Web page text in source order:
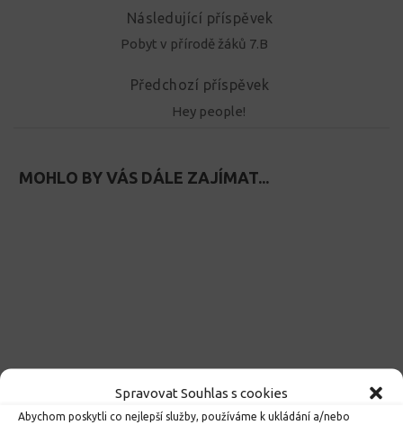
Spravovat Souhlas s cookies
Abychom poskytli co nejlepší služby, používáme k ukládání a/nebo
Následující příspěvek
Pobyt v přírodě žáků 7.B
Předchozí příspěvek
Hey people!
MOHLO BY VÁS DÁLE ZAJÍMAT...
Pátá třída na bowlingu Seznam přijatých žáků